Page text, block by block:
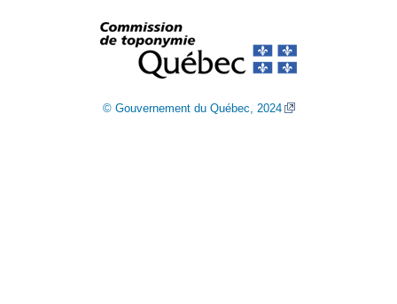
© Gouvernement du Québec, 2024